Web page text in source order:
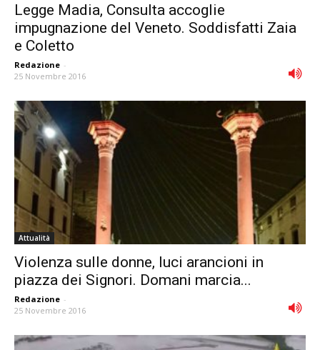
Legge Madia, Consulta accoglie
impugnazione del Veneto. Soddisfatti Zaia
e Coletto
Redazione -
25 Novembre 2016
Attualità
Violenza sulle donne, luci arancioni in
piazza dei Signori. Domani marcia...
Redazione -
25 Novembre 2016